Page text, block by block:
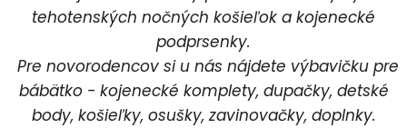
tehotenských nočných košieľok a kojenecké
podprsenky.
Pre novorodencov si u nás nájdete výbavičku pre
bábätko - kojenecké komplety, dupačky, detské
body, košieľky, osušky, zavinovačky, doplnky.